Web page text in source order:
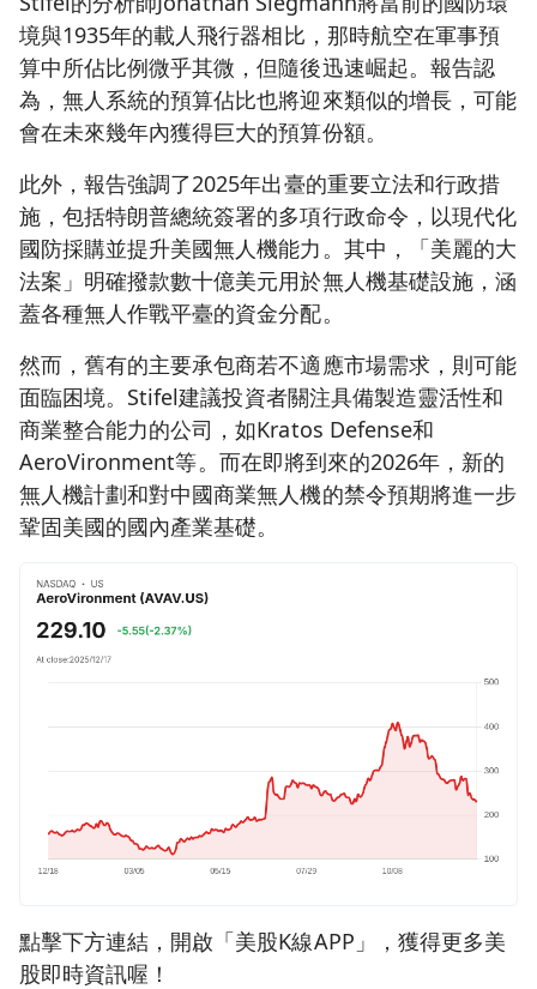
境與1935年的載人飛行器相比，那時航空在軍事預
算中所佔比例微乎其微，但隨後迅速崛起。報告認
為，無人系統的預算佔比也將迎來類似的增長，可能
會在未來幾年內獲得巨大的預算份額。
此外，報告強調了2025年出臺的重要立法和行政措
施，包括特朗普總統簽署的多項行政命令，以現代化
國防採購並提升美國無人機能力。其中，「美麗的大
法案」明確撥款數十億美元用於無人機基礎設施，涵
蓋各種無人作戰平臺的資金分配。
然而，舊有的主要承包商若不適應市場需求，則可能
面臨困境。Stifel建議投資者關注具備製造靈活性和
商業整合能力的公司，如Kratos Defense和
AeroVironment等。而在即將到來的2026年，新的
無人機計劃和對中國商業無人機的禁令預期將進一步
鞏固美國的國內產業基礎。
點擊下方連結，開啟「美股K線APP」，獲得更多美
股即時資訊喔！